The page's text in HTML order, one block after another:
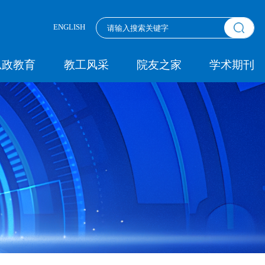
ENGLISH
教育 教工风采 院友之家 学术期刊